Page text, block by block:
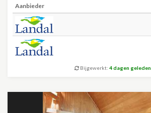
Aanbieder
Bijgewerkt: 4 dagen geleden